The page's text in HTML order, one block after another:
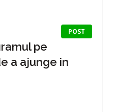
POST
pe
a ajunge in